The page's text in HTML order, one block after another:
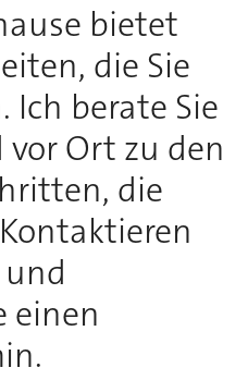
bietet
die Sie
Ich berate Sie
Ort zu den
die
einen